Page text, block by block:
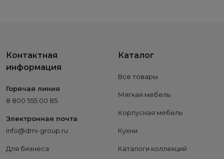
Контактная
информация
Горячая линия
8 800 555 00 85
Электронная почта
info@dmi-group.ru
Для бизнеса
Каталог
Все товары
Мягкая мебель
Корпусная мебель
Кухни
Каталоги коллекций